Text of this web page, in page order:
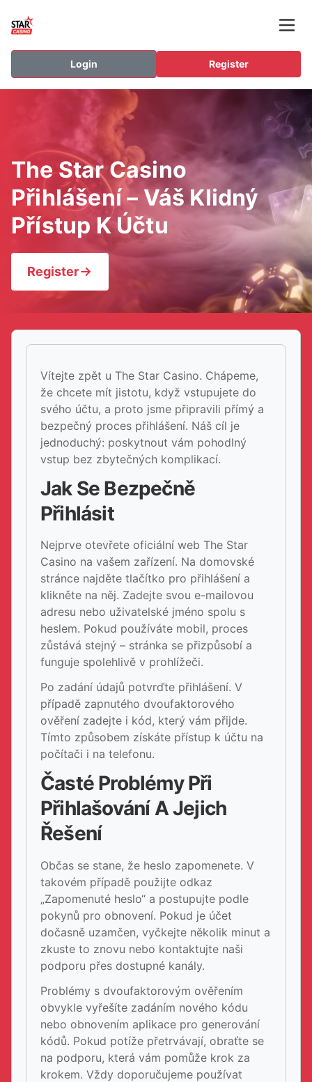
Login Register
The Star Casino
Přihlášení – Váš Klidný
Přístup K Účtu
Register
Vítejte zpět u The Star Casino. Chápeme,
že chcete mít jistotu, když vstupujete do
svého účtu, a proto jsme připravili přímý a
bezpečný proces přihlášení. Náš cíl je
jednoduchý: poskytnout vám pohodlný
vstup bez zbytečných komplikací.
Jak Se Bezpečně
Přihlásit
Nejprve otevřete oficiální web The Star
Casino na vašem zařízení. Na domovské
stránce najděte tlačítko pro přihlášení a
klikněte na něj. Zadejte svou e-mailovou
adresu nebo uživatelské jméno spolu s
heslem. Pokud používáte mobil, proces
zůstává stejný – stránka se přizpůsobí a
funguje spolehlivě v prohlížeči.
Po zadání údajů potvrďte přihlášení. V
případě zapnutého dvoufaktorového
ověření zadejte i kód, který vám přijde.
Tímto způsobem získáte přístup k účtu na
počítači i na telefonu.
Časté Problémy Při
Přihlašování A Jejich
Řešení
Občas se stane, že heslo zapomenete. V
takovém případě použijte odkaz
„Zapomenuté heslo“ a postupujte podle
pokynů pro obnovení. Pokud je účet
dočasně uzamčen, vyčkejte několik minut a
zkuste to znovu nebo kontaktujte naši
podporu přes dostupné kanály.
Problémy s dvoufaktorovým ověřením
obvykle vyřešíte zadáním nového kódu
nebo obnovením aplikace pro generování
kódů. Pokud potíže přetrvávají, obraťte se
na podporu, která vám pomůže krok za
krokem. Vždy doporučujeme používat